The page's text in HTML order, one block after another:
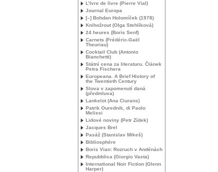
L’Ivre de livre (Pierre Vial)
Journal Europa
[–] Bohdan Holomíček (1978)
Knihožrout (Olga Stehlíková)
24 heures (Boris Senf)
Carnets (Frédéric-Gaël
Theuriau)
Cocktail Club (Antonio
Bianchetti)
Státní cena za literaturu. Článek
Petra Fischera
Europeana. A Brief History of
the Twentieth Century
Slova v zapomenutí daná
(předmluva)
Lankelot (Ana Ciurans)
Patrik Ourednik, di Paolo
Melissi
Lidové noviny (Petr Zídek)
Jacques Brel
Pasáž (Stanislav Mikeš)
Bibliosphère
Boris Vian: Rozruch v Andénách
Repubblica (Giorgio Vasta)
International Noir Fiction (Glenn
Harper)